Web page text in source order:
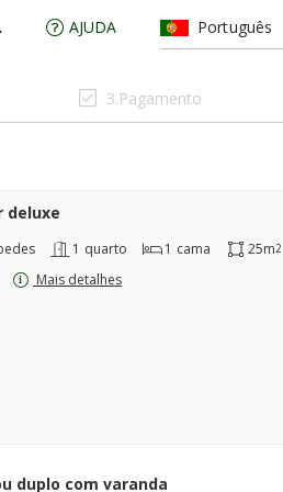
AJUDA Português
3.Pagamento
deluxe
1 quarto 1 cama 25m2
Mais detalhes
duplo com varanda